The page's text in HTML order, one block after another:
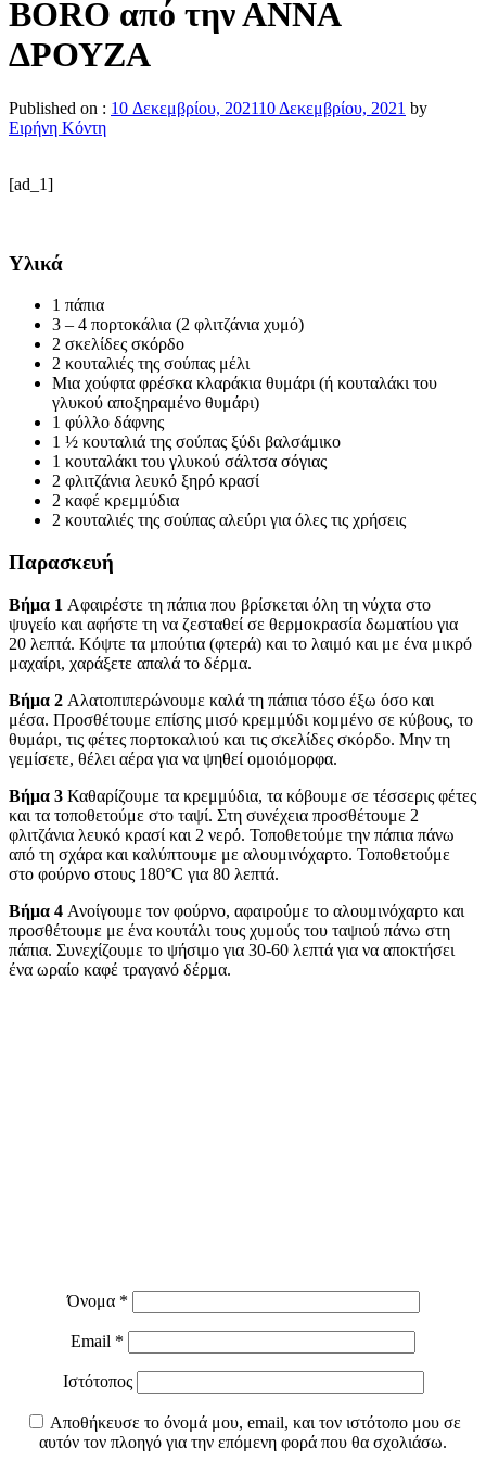
BORO από την ΑΝΝΑ
ΔΡΟΥΖΑ
Published on : 10 Δεκεμβρίου, 202110 Δεκεμβρίου, 2021 by
Ειρήνη Κόντη
[ad_1]
Υλικά
1 πάπια
3 – 4 πορτοκάλια (2 φλιτζάνια χυμό)
2 σκελίδες σκόρδο
2 κουταλιές της σούπας μέλι
Μια χούφτα φρέσκα κλαράκια θυμάρι (ή κουταλάκι του
γλυκού αποξηραμένο θυμάρι)
1 φύλλο δάφνης
1 ½ κουταλιά της σούπας ξύδι βαλσάμικο
1 κουταλάκι του γλυκού σάλτσα σόγιας
2 φλιτζάνια λευκό ξηρό κρασί
2 καφέ κρεμμύδια
2 κουταλιές της σούπας αλεύρι για όλες τις χρήσεις
Παρασκευή
Βήμα 1 Αφαιρέστε τη πάπια που βρίσκεται όλη τη νύχτα στο
ψυγείο και αφήστε τη να ζεσταθεί σε θερμοκρασία δωματίου για
20 λεπτά. Κόψτε τα μπούτια (φτερά) και το λαιμό και με ένα μικρό
μαχαίρι, χαράξετε απαλά το δέρμα.
Βήμα 2 Αλατοπιπερώνουμε καλά τη πάπια τόσο έξω όσο και
μέσα. Προσθέτουμε επίσης μισό κρεμμύδι κομμένο σε κύβους, το
θυμάρι, τις φέτες πορτοκαλιού και τις σκελίδες σκόρδο. Μην τη
γεμίσετε, θέλει αέρα για να ψηθεί ομοιόμορφα.
Βήμα 3 Καθαρίζουμε τα κρεμμύδια, τα κόβουμε σε τέσσερις φέτες
και τα τοποθετούμε στο ταψί. Στη συνέχεια προσθέτουμε 2
φλιτζάνια λευκό κρασί και 2 νερό. Τοποθετούμε την πάπια πάνω
από τη σχάρα και καλύπτουμε με αλουμινόχαρτο. Τοποθετούμε
στο φούρνο στους 180°C για 80 λεπτά.
Βήμα 4 Ανοίγουμε τον φούρνο, αφαιρούμε το αλουμινόχαρτο και
προσθέτουμε με ένα κουτάλι τους χυμούς του ταψιού πάνω στη
πάπια. Συνεχίζουμε το ψήσιμο για 30-60 λεπτά για να αποκτήσει
ένα ωραίο καφέ τραγανό δέρμα.
Όνομα *
Email *
Ιστότοπος
Αποθήκευσε το όνομά μου, email, και τον ιστότοπο μου σε
αυτόν τον πλοηγό για την επόμενη φορά που θα σχολιάσω.